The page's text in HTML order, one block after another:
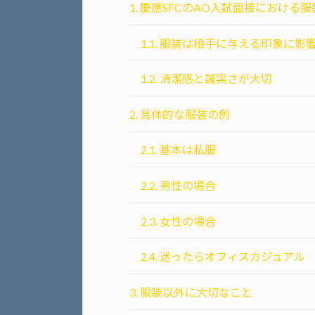
1. 慶應SFCのAO入試面接における
1.1. 服装は相手に与える印象に影
1.2. 清潔感と誠実さが大切
2. 具体的な服装の例
2.1.基本は私服
2.2. 男性の場合
2.3. 女性の場合
2.4.迷ったらオフィスカジュアル
3. 服装以外に大切なこと